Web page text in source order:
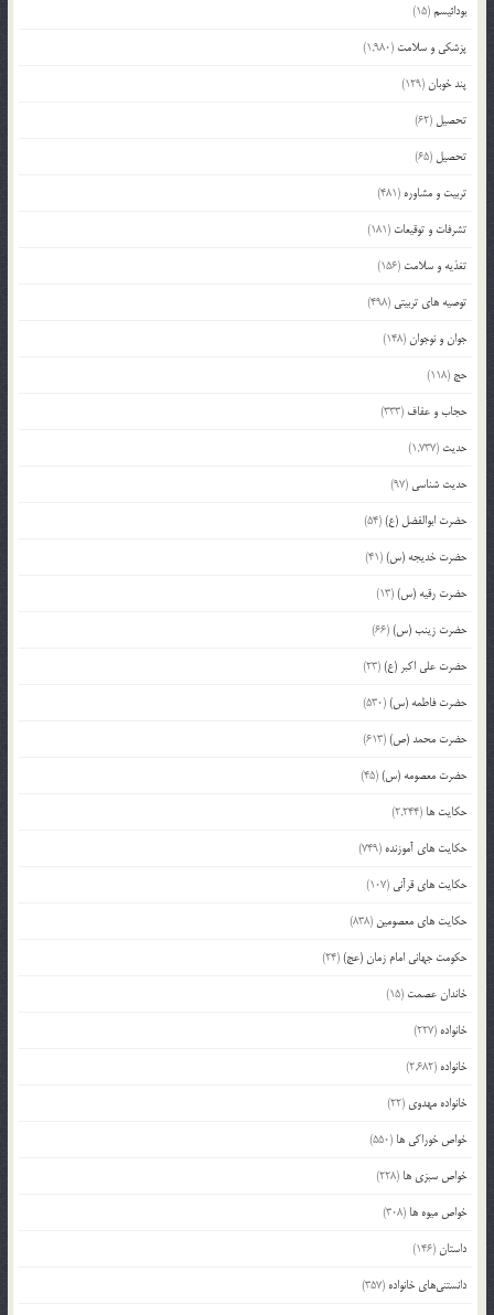
بودائیسم(15)
پزشکی و سلامت (1,980)
پند خوبان(129)
تحصیل (62)
تحصیل (65)
تربیت و مشاوره (481)
تشرفات و توقیعات (181)
تغذیه و سلامت (156)
توصیه های تربیتی (498)
جوان و نوجوان(148)
حج (118)
حجاب و عفاف (333)
حدیث (1,737)
حدیث شناسی (97)
حضرت ابوالفضل (ع)(54)
حضرت خدیجه (س)(41)
حضرت رقیه (س)(13)
حضرت زینب (س)(66)
حضرت علی اکبر (ع)(23)
حضرت فاطمه (س)(530)
حضرت محمد (ص)(613)
حضرت معصومه (س)(45)
حکایت ها (2,244)
حکایت های آموزنده (749)
حکایت های قرآنی (107)
حکایت های معصومین (838)
حکومت جهانی امام زمان (عج)(24)
خاندان عصمت (15)
خانواده (227)
خانواده (2,682)
خانواده مهدوی (22)
خواص خوراکی ها (550)
خواص سبزی ها (228)
خواص میوه ها (308)
داستان(146)
دانستنی‌های خانواده (357)